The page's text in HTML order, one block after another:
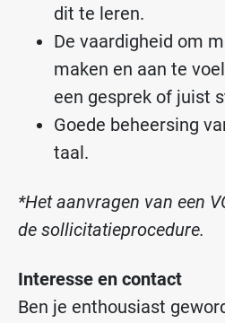
dit te leren.
De vaardigheid om
maken en aan te
een gesprek of juist
Goede beheersing
taal.
*Het aanvragen van een
de sollicitatieprocedure.
Interesse en contact
Ben je enthousiast